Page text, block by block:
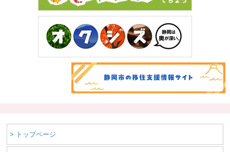
> トップページ